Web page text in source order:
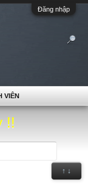
Đăng nhập
!!
↑ ↓
VIÊN